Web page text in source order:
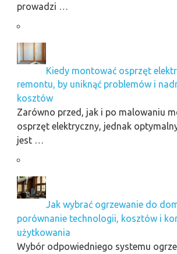
prowadzi …
Kiedy montować osprzęt
remontu, by uniknąć problemów i
kosztów
Zarówno przed, jak i po malowaniu
osprzęt elektryczny, jednak
jest …
Jak wybrać ogrzewanie do
porównanie technologii, kosztów i
użytkowania
Wybór odpowiedniego systemu